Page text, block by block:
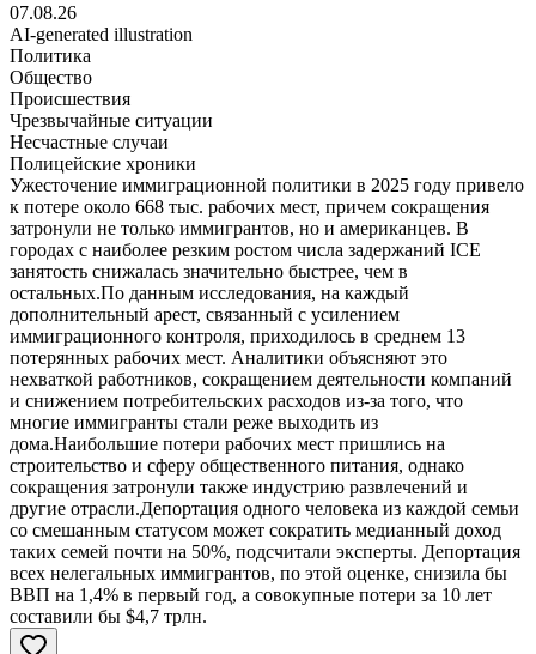
07.08.26
AI-generated illustration
Политика
Общество
Происшествия
Чрезвычайные ситуации
Несчастные случаи
Полицейские хроники
Ужесточение иммиграционной политики в 2025 году привело
к потере около 668 тыс. рабочих мест, причем сокращения
затронули не только иммигрантов, но и американцев. В
городах с наиболее резким ростом числа задержаний ICE
занятость снижалась значительно быстрее, чем в
остальных.По данным исследования, на каждый
дополнительный арест, связанный с усилением
иммиграционного контроля, приходилось в среднем 13
потерянных рабочих мест. Аналитики объясняют это
нехваткой работников, сокращением деятельности компаний
и снижением потребительских расходов из-за того, что
многие иммигранты стали реже выходить из
дома.Наибольшие потери рабочих мест пришлись на
строительство и сферу общественного питания, однако
сокращения затронули также индустрию развлечений и
другие отрасли.Депортация одного человека из каждой семьи
со смешанным статусом может сократить медианный доход
таких семей почти на 50%, подсчитали эксперты. Депортация
всех нелегальных иммигрантов, по этой оценке, снизила бы
ВВП на 1,4% в первый год, а совокупные потери за 10 лет
составили бы $4,7 трлн.